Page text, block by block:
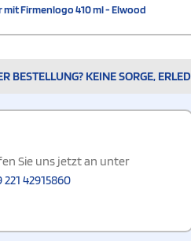
mit Firmenlogo 410 ml - Elwood
BESTELLUNG? KEINE SORGE,
Sie uns jetzt an unter
221 42915860